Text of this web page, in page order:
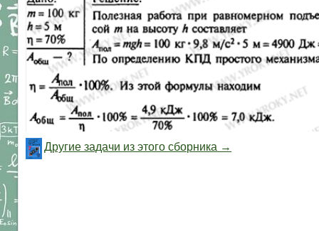
Другие задачи из этого сборника →